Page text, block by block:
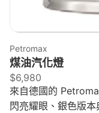
Petromax
煤油汽化燈
$6,980
來自德國的
閃亮耀眼、銀色版